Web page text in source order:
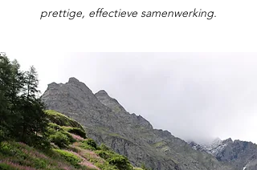
prettige, effectieve samenwerking.